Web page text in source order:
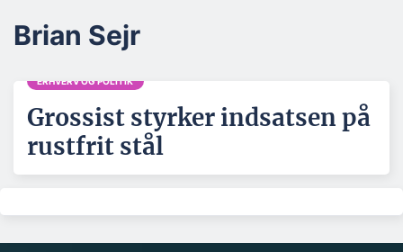
Brian Sejr
ERHVERV OG POLITIK
Grossist styrker indsatsen på
rustfrit stål